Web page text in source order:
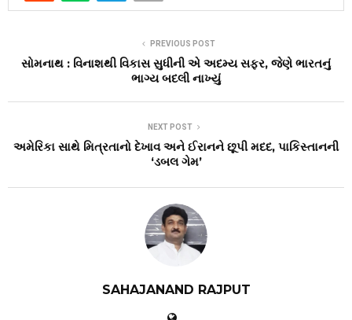
PREVIOUS POST
સોમનાથ : વિનાશથી વિકાસ સુધીની એ અદમ્ય સફર, જેણે ભારતનું
ભાગ્ય બદલી નાખ્યું
NEXT POST
અમેરિકા સાથે મિત્રતાનો દેખાવ અને ઈરાનને છૂપી મદદ, પાકિસ્તાનની
‘ડબલ ગેમ’
SAHAJANAND RAJPUT